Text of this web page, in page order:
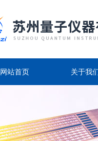
网站首页 关于我